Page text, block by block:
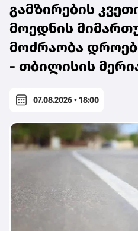
გამზირების
მოედნის
მოძრაობა
- თბილისის
07.08.2026 • 18:00